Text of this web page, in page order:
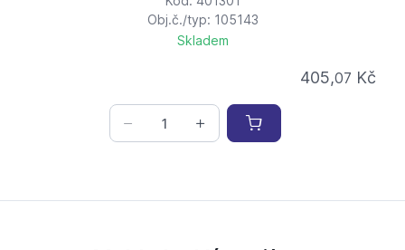
Obj.č./typ: 105143
Skladem
405,07 Kč